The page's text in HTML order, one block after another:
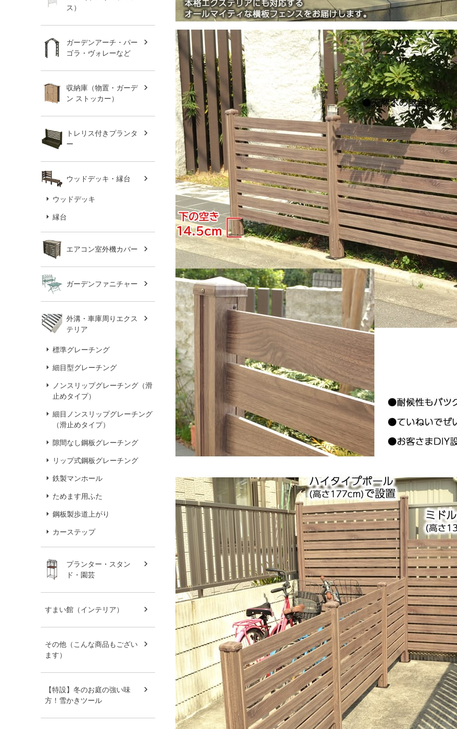
ス）
ガーデンアーチ・パー
ゴラ・ヴォレーなど
収納庫（物置・ガーデ
ン ストッカー）
トレリス付きプランタ
ー
ウッドデッキ・縁台
ウッドデッキ
縁台
エアコン室外機カバー
ガーデンファニチャー
外溝・車庫周りエクス
テリア
標準グレーチング
細目型グレーチング
ノンスリップグレーチング（滑
止めタイプ）
細目ノンスリップグレーチング
（滑止めタイプ）
隙間なし鋼板グレーチング
リップ式鋼板グレーチング
鉄製マンホール
ためます用ふた
鋼板製歩道上がり
カーステップ
プランター・スタン
ド・園芸
すまい館（インテリア）
その他（こんな商品もござい
ます）
【特設】冬のお庭の強い味
方！雪かきツール